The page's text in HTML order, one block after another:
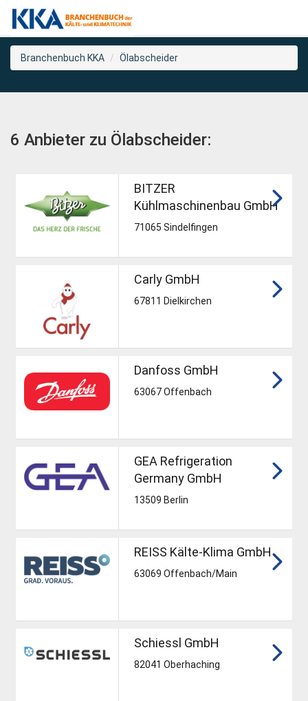
Branchenbuch KKA Ölabscheider
6 Anbieter zu Ölabscheider:
BITZER
Kühlmaschinenbau GmbH
71065 Sindelfingen
Carly GmbH
67811 Dielkirchen
Danfoss GmbH
63067 Offenbach
GEA Refrigeration
Germany GmbH
13509 Berlin
REISS Kälte-Klima GmbH
63069 Offenbach/Main
Schiessl GmbH
82041 Oberhaching